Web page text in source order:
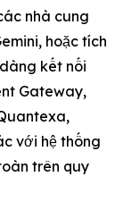
nhà cung
hoặc tích
kết nối
Gateway,
với hệ thống
trên quy